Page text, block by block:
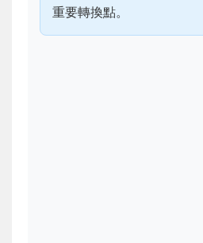
重要轉換點。